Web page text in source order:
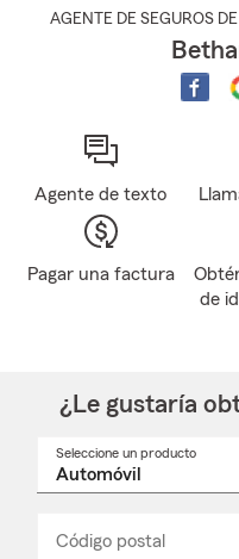
AGENTE DE SEGUROS
Agente de texto
Pagar una factura
de
¿Le gustaría
Seleccione un producto
Código postal
_____